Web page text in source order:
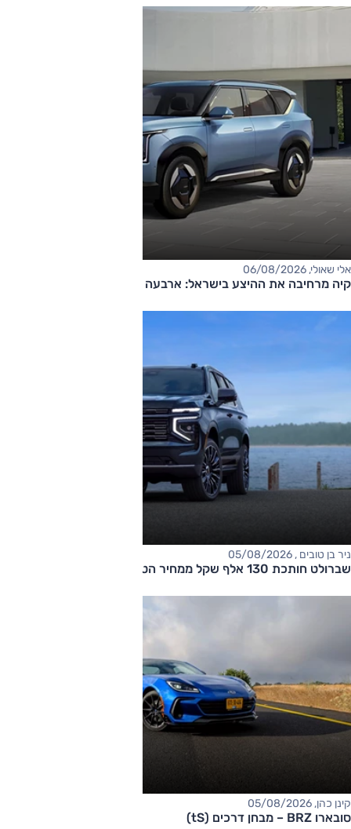
אלי שאולי, 06/08/2026
קיה מרחיבה את ההיצע בישראל: ארבעה דגמים חדשים בדרך
ניר בן טובים , 05/08/2026
שברולט חותכת 130 אלף שקל ממחיר הטאהו
קינן כהן, 05/08/2026
סובארו BRZ – מבחן דרכים (tS)